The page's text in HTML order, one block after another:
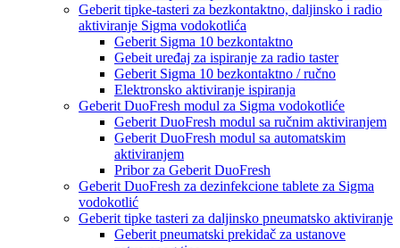
Geberit tipke-tasteri za bezkontaktno, daljinsko i radio
aktiviranje Sigma vodokotlića
Geberit Sigma 10 bezkontaktno
Gebeit uređaj za ispiranje za radio taster
Geberit Sigma 10 bezkontaktno / ručno
Elektronsko aktiviranje ispiranja
Geberit DuoFresh modul za Sigma vodokotliće
Geberit DuoFresh modul sa ručnim aktiviranjem
Geberit DuoFresh modul sa automatskim
aktiviranjem
Pribor za Geberit DuoFresh
Geberit DuoFresh za dezinfekcione tablete za Sigma
vodokotlić
Geberit tipke tasteri za daljinsko pneumatsko aktiviranje
Geberit pneumatski prekidač za ustanove